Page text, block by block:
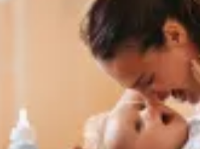
anderes suggerieren: Direkt
zu trainieren, ist keine
Zeit zur Heilung.
nach der Geburt nennt
. In dieser Phase